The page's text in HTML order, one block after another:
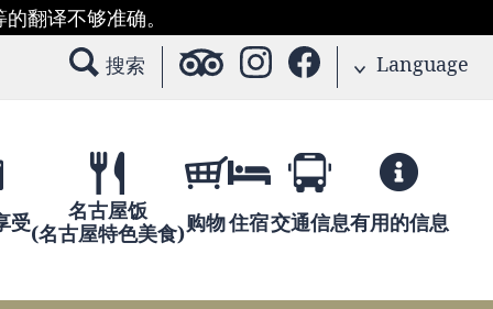
翻译不够准确。
搜索
Language
受
名古屋饭
(名古屋特色美食)购物住宿交通信息有用的信息